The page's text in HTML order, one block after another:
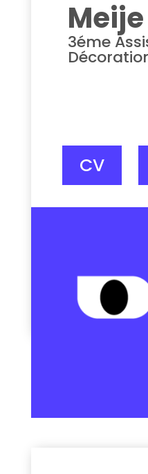
3éme
CV